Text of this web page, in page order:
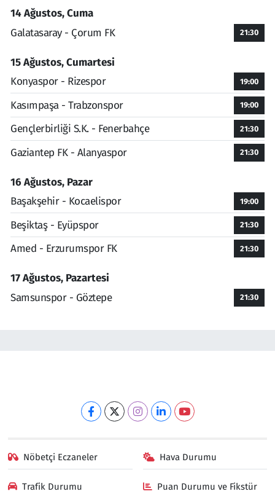
14 Ağustos, Cuma
Galatasaray - Çorum FK
21:30
15 Ağustos, Cumartesi
Konyaspor - Rizespor
19:00
Kasımpaşa - Trabzonspor 19:00
Gençlerbirliği S.K. - Fenerbahçe 21:30
Gaziantep FK - Alanyaspor 21:30
16 Ağustos, Pazar
Başakşehir - Kocaelispor
19:00
Beşiktaş - Eyüpspor 21:30
Amed - Erzurumspor FK 21:30
17 Ağustos, Pazartesi
Samsunspor - Göztepe
21:30
Nöbetçi Eczaneler Hava Durumu
Trafik Durumu Puan Durumu ve Fikstür